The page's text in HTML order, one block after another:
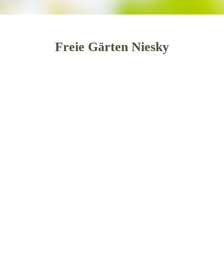
Freie Gärten Niesky